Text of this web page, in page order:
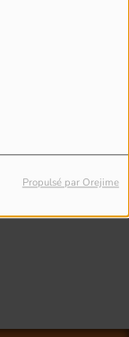
Propulsé par Orejime
avec